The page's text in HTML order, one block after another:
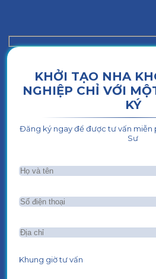
KHỞI TẠO NHA
NGHIỆP CHỈ VỚI
KÝ
Đăng ký ngay để được tư vấn miễn
Sư
Khung giờ tư vấn